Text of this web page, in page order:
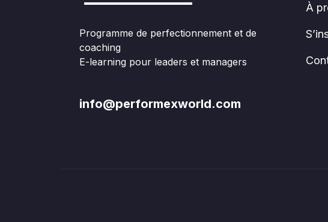
Programme de perfectionnement et de
coaching
E-learning pour leaders et managers
info@performexworld.com
À